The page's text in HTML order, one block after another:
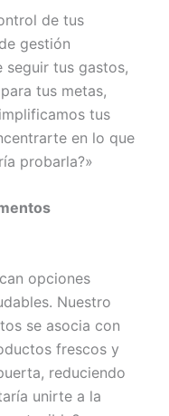
de tus
gestión
seguir tus gastos,
tus metas,
tus
en lo que
probarla?»
opciones
Nuestro
se asocia con
frescos y
reduciendo
unirte a la